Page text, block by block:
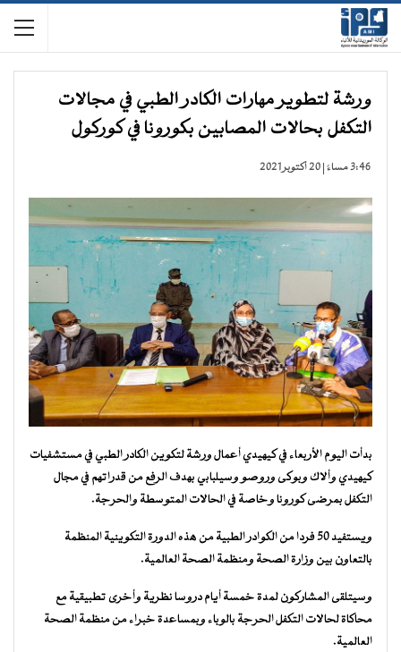
ورشة لتطوير مهارات الكادر الطبي في مجالات
التكفل بحالات المصابين بكورونا في كوركول
3:46 مساءً | 20 أكتوبر 2021
بدأت اليوم الأربعاء في كيهيدي أعمال ورشة لتكوين الكادر الطبي في مستشفيات
كيهيدي وألاك وبوكى وروصو وسيلبابي بهدف الرفع من قدراتهم في مجال
التكفل بمرضى كورونا وخاصة في الحالات المتوسطة والحرجة.
ويستفيد 50 فردا من الكوادر الطبية من هذه الدورة التكوينية المنظمة
بالتعاون بين وزارة الصحة ومنظمة الصحة العالمية.
وسيتلقى المشاركون لمدة خمسة أيام دروسا نظرية وأخرى تطبيقية مع
محاكاة لحالات التكفل الحرجة بالوباء وبمساعدة خبراء من منظمة الصحة
العالمية.